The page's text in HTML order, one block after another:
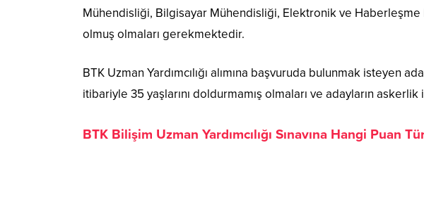
Mühendisliği, Bilgisayar Mühendisliği, Elektronik ve
olmuş olmaları gerekmektedir.
BTK Uzman Yardımcılığı alımına başvuruda bulunmak isteyen
itibariyle 35 yaşlarını doldurmamış olmaları ve adayların
BTK Bilişim Uzman Yardımcılığı Sınavına Hangi Puan